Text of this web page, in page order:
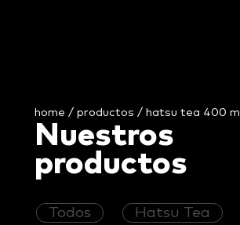
home / productos / hatsu tea 400 ml
Nuestros
productos
Todos Hatsu Tea